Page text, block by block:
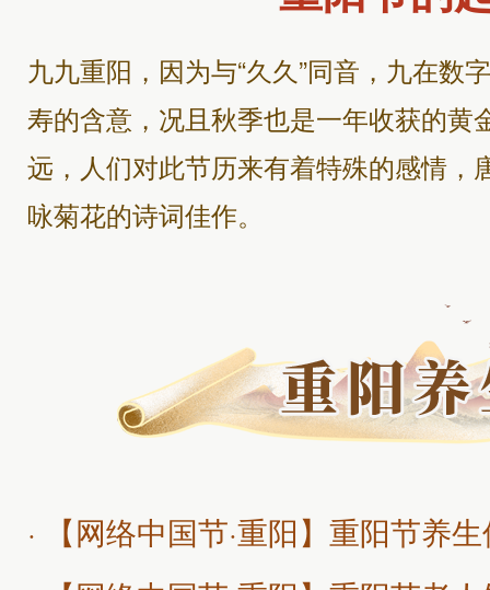
九九重阳，因为与“久久”同音，九在数
寿的含意，况且秋季也是一年收获的黄
远，人们对此节历来有着特殊的感情，
咏菊花的诗词佳作。
· 【网络中国节·重阳】重阳节养